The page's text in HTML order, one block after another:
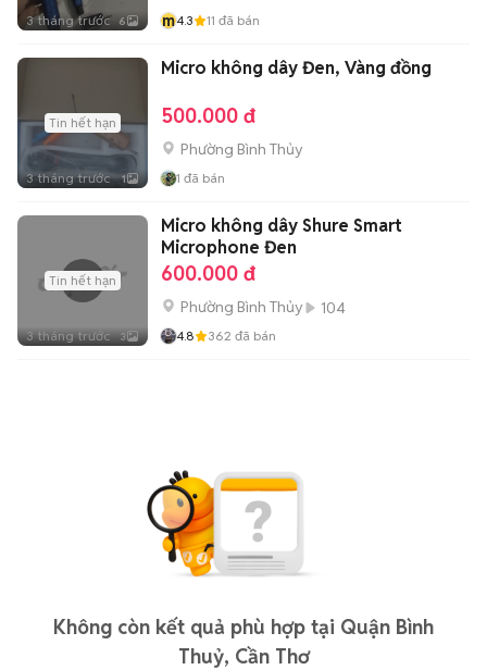
3 tháng trước 6
m4.3 11 đã bán
Tin hết hạn
3 tháng trước 1
Micro không dây Đen, Vàng đồng
500.000 đ
Phường Bình Thủy
1 đã bán
Tin hết hạn
3 tháng trước 3
Micro không dây Shure Smart
Microphone Đen
600.000 đ
Phường Bình Thủy 104
4.8 362 đã bán
Không còn kết quả phù hợp tại Quận Bình
Thuỷ, Cần Thơ